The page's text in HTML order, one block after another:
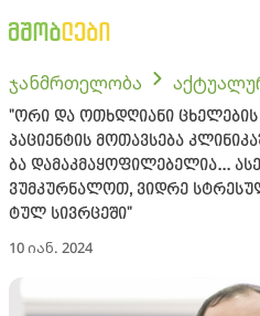
ჯანმრთელობა
"ორი და ოთხდღი­ა­ნი
პა­ცი­ენ­ტის მო­თავ­სე­ბა
ბა და­მაკ­მა­ყო­ფი­ლე­ბე­ლია...
ვუმ­კურ­ნა­ლოთ, ვიდ­რე
ტულ სივ­რცე­ში"
10 იან. 2024